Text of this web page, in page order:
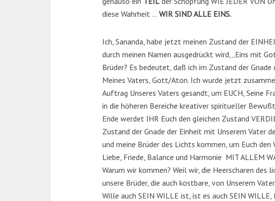
diese Wahrheit … WIR SIND ALLE EINS.
Ich, Sananda, habe jetzt meinen Zustand der
durch meinen Namen ausgedrückt wird, „Eins mit
Brüder? Es bedeutet, daß ich im Zustand der
Meines Vaters, Gott/Aton. Ich wurde jetzt
Auftrag Unseres Vaters gesandt, um EUCH, Seine
in die höheren Bereiche kreativer spiritueller
Ende werdet IHR Euch den gleichen Zustand
Zustand der Gnade der Einheit mit Unserem Vater
und meine Brüder des Lichts kommen, um Euch den
Liebe, Friede, Balance und Harmonie MIT ALLEM
Warum wir kommen? Weil wir, die Heerscharen des
unsere Brüder, die auch kostbare, von Unserem
Wille auch SEIN WILLE ist, ist es auch SEIN